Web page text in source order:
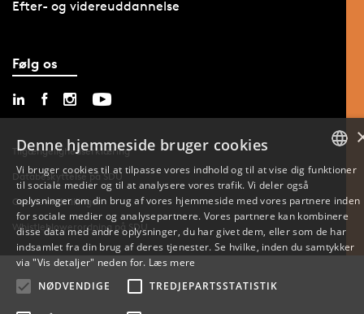
Efter- og videreuddannelse
Følg os
Tilgængelighedserklæring
Databeskyttelse på SDU
Cookie-indstillinger
Whistleblowerordning på SDU ENGLISH
DANISH
Denne hjemmeside bruger cookies
Vi bruger cookies til at tilpasse vores indhold og til at vise dig funktioner
til sociale medier og til at analysere vores trafik. Vi deler også
oplysninger om din brug af vores hjemmeside med vores partnere inden
for sociale medier og analysepartnere. Vores partnere kan kombinere
disse data med andre oplysninger, du har givet dem, eller som de har
indsamlet fra din brug af deres tjenester. Se hvilke, inden du samtykker
via "Vis detaljer" neden for. Læs mere
NØDVENDIGE
TREDJEPARTSSTATISTIK